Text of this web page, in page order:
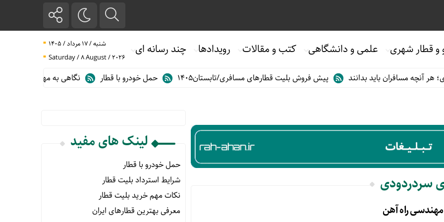
و قطار شهری علمی و دانشگاهی کتب و مقالات رویدادها چند رسانه ای
شنبه / ۱۷ مرداد / ۱۴۰۵
Saturday / 8 August / 2026
آنچه مسافران باید بدانند پیش فروش بلیت قطارهای مسافری/تابستان۱۴۰۵ حمل خودرو با قطار نگاهی به مهم ترین آمارهای حمل و
سردردودی
راه آهن
لینک های مفید
حمل خودرو با قطار
شرایط استرداد بلیت قطار
نکات مهم خرید بلیت قطار
معرفی بهترین قطارهای ایران